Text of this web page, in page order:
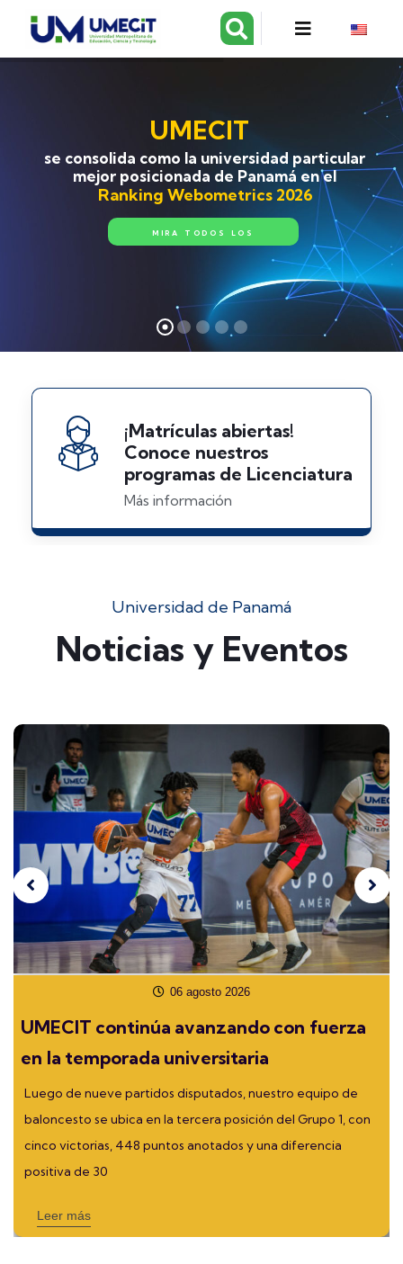
MIRA TODOS LOS
UMECIT
se consolida como la universidad particular
mejor posicionada de Panamá en el
Ranking Webometrics 2026
¡Matrículas abiertas!
Conoce nuestros
programas de Licenciatura
Más información
Universidad de Panamá
Noticias y Eventos
06 agosto 2026
UMECIT continúa avanzando con fuerza
en la temporada universitaria
Luego de nueve partidos disputados, nuestro equipo de
baloncesto se ubica en la tercera posición del Grupo 1, con
cinco victorias, 448 puntos anotados y una diferencia
positiva de 30
Leer más